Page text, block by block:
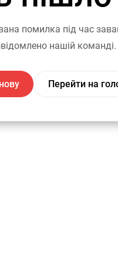
помилка під час
нашій команді.
Перейти на